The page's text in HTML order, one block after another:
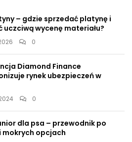
– gdzie sprzedać platynę i
uczciwą wycenę materiału?
0
Diamond Finance
rynek ubezpieczeń w
0
dla psa – przewodnik po
mokrych opcjach